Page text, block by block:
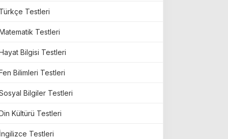
Testleri
Testleri
Bilgisi Testleri
Bilimleri Testleri
Bilgiler Testleri
Kültürü Testleri
Testleri